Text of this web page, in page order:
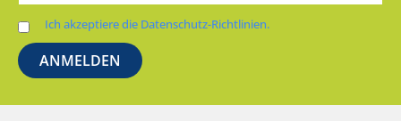
Ich akzeptiere die Datenschutz-Richtlinien.